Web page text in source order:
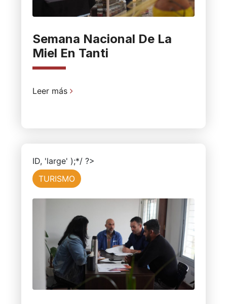
Semana Nacional De La
Miel En Tanti
Leer más
ID, 'large' );*/ ?>
TURISMO